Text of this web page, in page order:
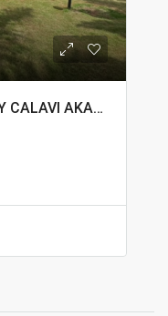
VILLA A VENDRE À ABOMEY CALAVI AKASSATO